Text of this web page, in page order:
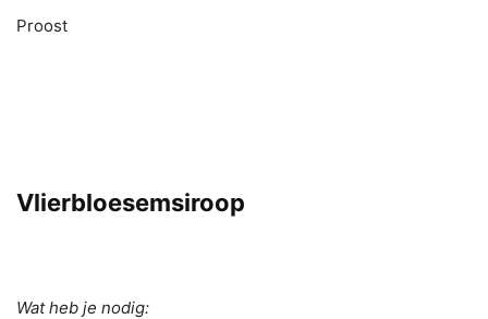
Proost
Vlierbloesemsiroop
Wat heb je nodig: